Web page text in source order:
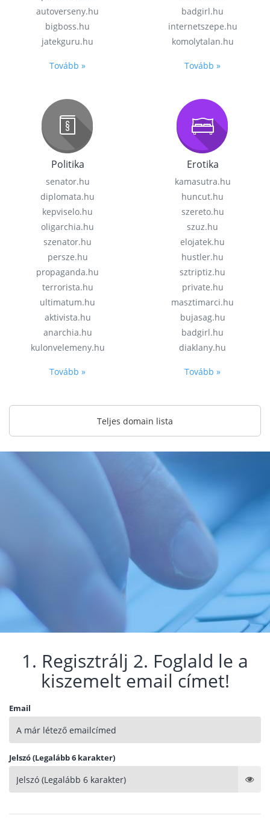
autoverseny.hu
bigboss.hu
jatekguru.hu
Tovább »
badgirl.hu
internetszepe.hu
komolytalan.hu
Tovább »
Politika
senator.hu
diplomata.hu
kepviselo.hu
oligarchia.hu
szenator.hu
persze.hu
propaganda.hu
terrorista.hu
ultimatum.hu
aktivista.hu
anarchia.hu
kulonvelemeny.hu
Tovább »
Erotika
kamasutra.hu
huncut.hu
szereto.hu
szuz.hu
elojatek.hu
hustler.hu
sztriptiz.hu
private.hu
masztimarci.hu
bujasag.hu
badgirl.hu
diaklany.hu
Tovább »
Teljes domain lista
1. Regisztrálj 2. Foglald le a
kiszemelt email címet!
Email
Jelszó (Legalább 6 karakter)